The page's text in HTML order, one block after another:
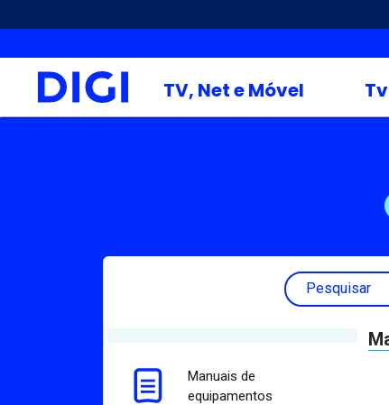
TV, Net e Móvel Tv
Pesquisar
Manuais de
equipamentos